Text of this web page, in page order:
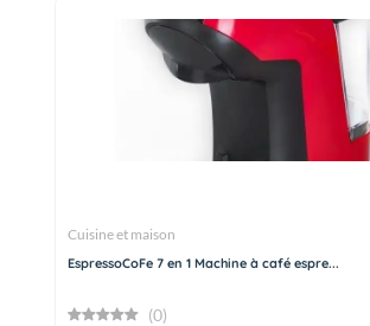
Cuisine et maison
EspressoCoFe 7 en 1 Machine à café espre...
(0)